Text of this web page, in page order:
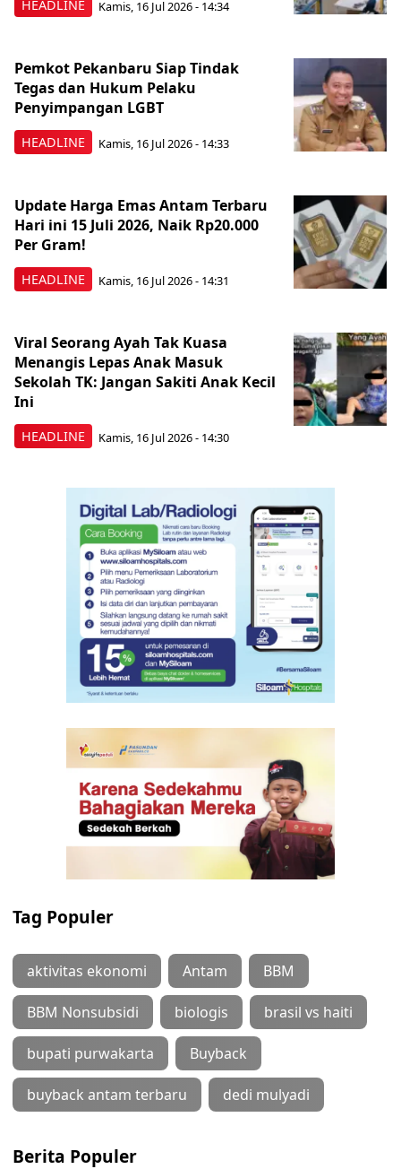
HEADLINE Kamis, 16 Jul 2026 - 14:34
HEADLINE
Pemkot Pekanbaru Siap Tindak
Tegas dan Hukum Pelaku
Penyimpangan LGBT
Kamis, 16 Jul 2026 - 14:33
HEADLINE
Update Harga Emas Antam Terbaru
Hari ini 15 Juli 2026, Naik Rp20.000
Per Gram!
Kamis, 16 Jul 2026 - 14:31
HEADLINE
Viral Seorang Ayah Tak Kuasa
Menangis Lepas Anak Masuk
Sekolah TK: Jangan Sakiti Anak Kecil
Ini
Kamis, 16 Jul 2026 - 14:30
Tag Populer
aktivitas ekonomi Antam BBM
BBM Nonsubsidi biologis brasil vs haiti
bupati purwakarta Buyback
buyback antam terbaru dedi mulyadi
Berita Populer